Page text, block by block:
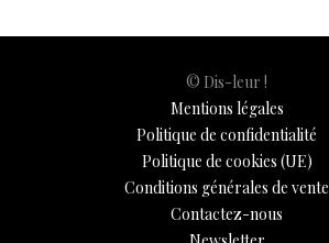
© Dis-leur !
Mentions légales
Politique de confidentialité
Politique de cookies (UE)
Conditions générales de vente
Contactez-nous